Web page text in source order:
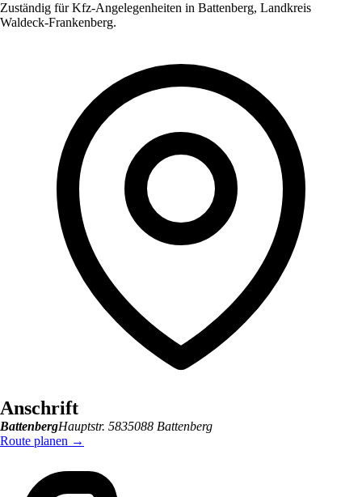
Zuständig für Kfz-Angelegenheiten in Battenberg, Landkreis
Waldeck-Frankenberg.
Anschrift
BattenbergHauptstr. 5835088 Battenberg
Route planen →